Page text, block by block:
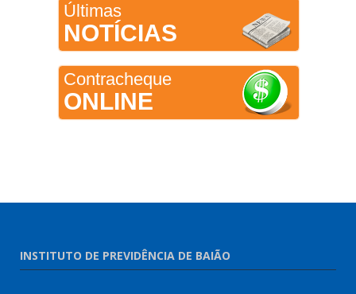
Últimas
NOTÍCIAS
Contracheque
ONLINE
INSTITUTO DE PREVIDÊNCIA DE BAIÃO